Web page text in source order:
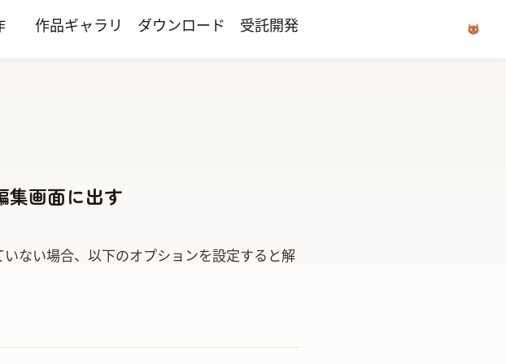
作品ギャラリ ダウンロード 受託開発
集画面に出す
ていない場合、以下のオプションを設定すると解